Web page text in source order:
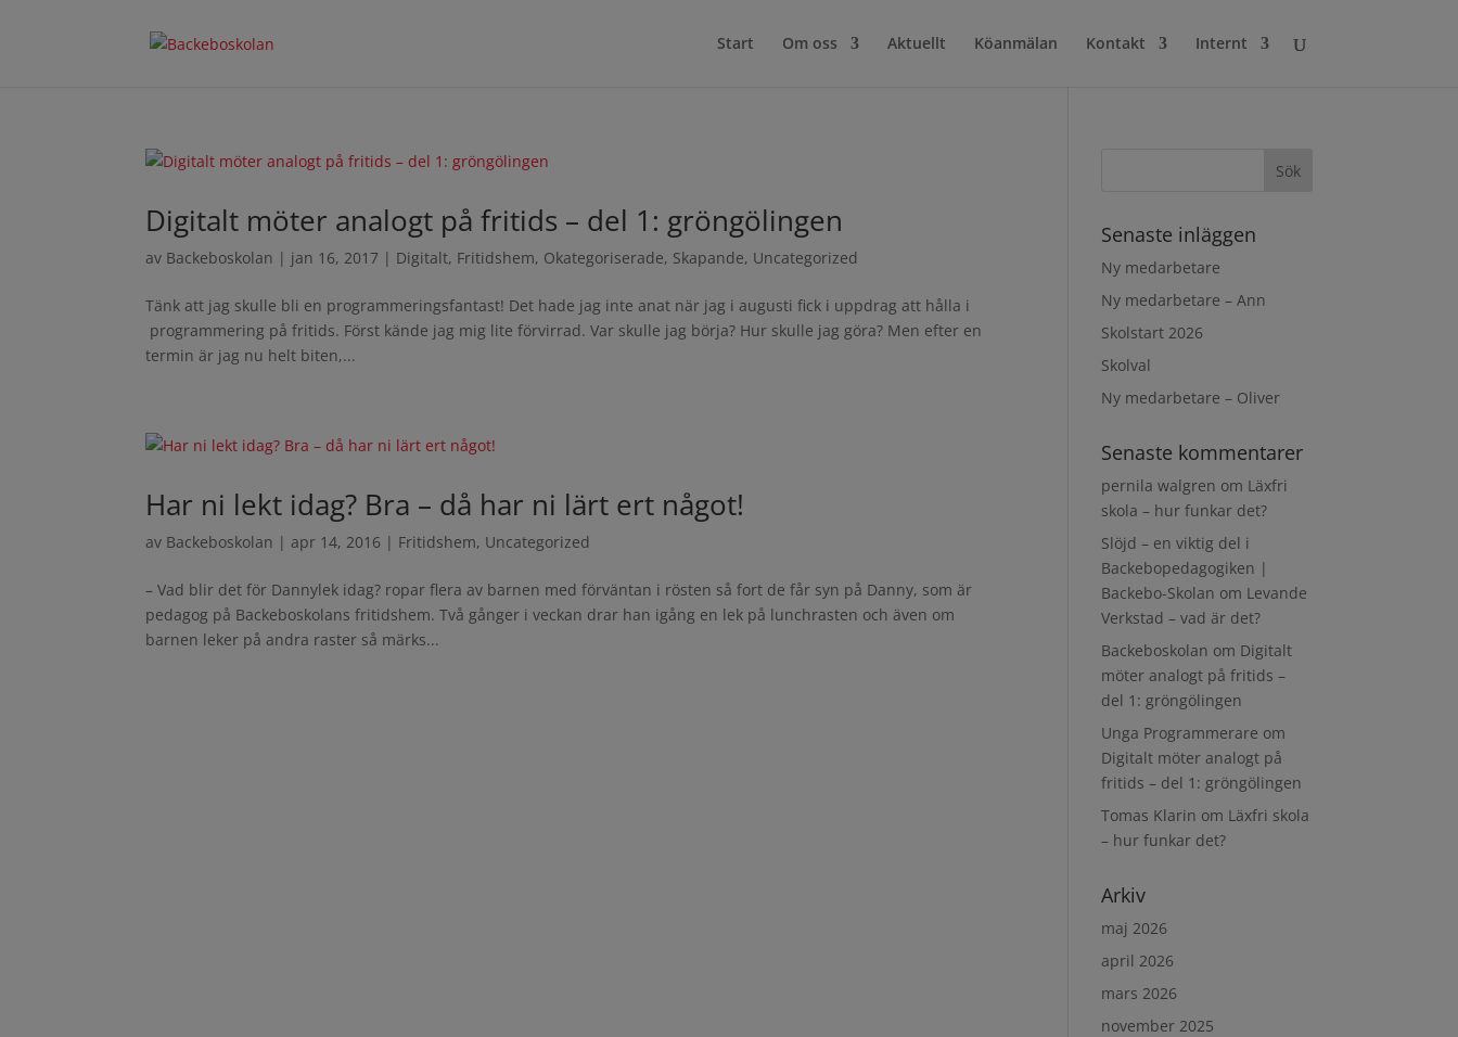
Start Om oss Aktuellt Köanmälan Kontakt Internt
Digitalt möter analogt på fritids – del 1: gröngölingen
av Backeboskolan | jan 16, 2017 | Digitalt, Fritidshem, Okategoriserade, Skapande, Uncategorized
Tänk att jag skulle bli en programmeringsfantast! Det hade jag inte anat när jag i augusti fick i uppdrag att hålla i
programmering på fritids. Först kände jag mig lite förvirrad. Var skulle jag börja? Hur skulle jag göra? Men efter en
termin är jag nu helt biten,...
Har ni lekt idag? Bra – då har ni lärt ert något!
av Backeboskolan |apr 14, 2016 | Fritidshem, Uncategorized
– Vad blir det för Dannylek idag? ropar flera av barnen med förväntan i rösten så fort de får syn på Danny, som är
pedagog på Backeboskolans fritidshem. Två gånger i veckan drar han igång en lek på lunchrasten och även om
barnen leker på andra raster så märks...
Senaste inläggen
Ny medarbetare
Ny medarbetare – Ann
Skolstart 2026
Skolval
Ny medarbetare – Oliver
Senaste kommentarer
pernila walgren om Läxfri
skola – hur funkar det?
Slöjd – en viktig del i
Backebopedagogiken |
Backebo-Skolan om Levande
Verkstad – vad är det?
Backeboskolan om Digitalt
möter analogt på fritids –
del 1: gröngölingen
Unga Programmerare om
Digitalt möter analogt på
fritids – del 1: gröngölingen
Tomas Klarin om Läxfri skola
– hur funkar det?
Arkiv
maj 2026
april 2026
mars 2026
november 2025